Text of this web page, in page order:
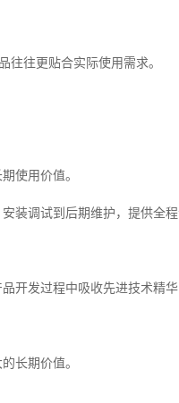
往往更贴合实际使用需求。
使用价值。
装调试到后期维护，提供全程
开发过程中吸收先进技术精
长期价值。